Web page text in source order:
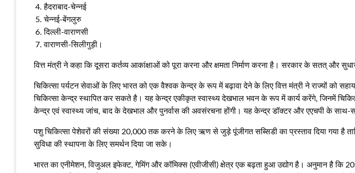
हैदराबाद-चेन्नई
चेन्नई-बेंगलुरु
दिल्ली-वाराणसी
वाराणसी-सिलीगुड़ी।
वित्त मंत्री ने कहा कि दूसरा कर्तव्य आकांक्षाओं को पूरा करना और क्षमता निर्माण करना है। सरकार के सतत् और
चिकित्सा पर्यटन सेवाओं के लिए भारत को एक वैश्वक केन्द्र के रूप में बढ़ावा देने के लिए वित्त मंत्री ने राज्यों को
चिकित्सा केन्द्र स्थापित कर सकते है। यह केन्द्र एकीकृत स्वास्थ्य देखभाल भवन के रूप में कार्य करेंगे, जिनमें
केन्द्र एवं स्वास्थ्य जांच, बाद के देखभाल और पुनर्वास की अवसंरचना होंगी। यह केन्द्र डॉक्टर और एएचपी के साथ-
पशु चिकित्सा पेशेवरों की संख्या 20,000 तक करने के लिए ऋण से जुड़े पूंजीगत सब्सिडी का प्रस्ताव दिया गया है
सुविधा की स्थापना के लिए समर्थन दिया जा सके।
भारत का एनीमेशन, विजुअल इफेक्ट, गेमिंग और कॉमिक्स (एवीजीसी) क्षेत्र एक बढ़ता हुआ उद्योग है। अनुमान है कि